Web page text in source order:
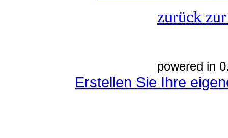
zurück
powered in
Erstellen Sie Ihre